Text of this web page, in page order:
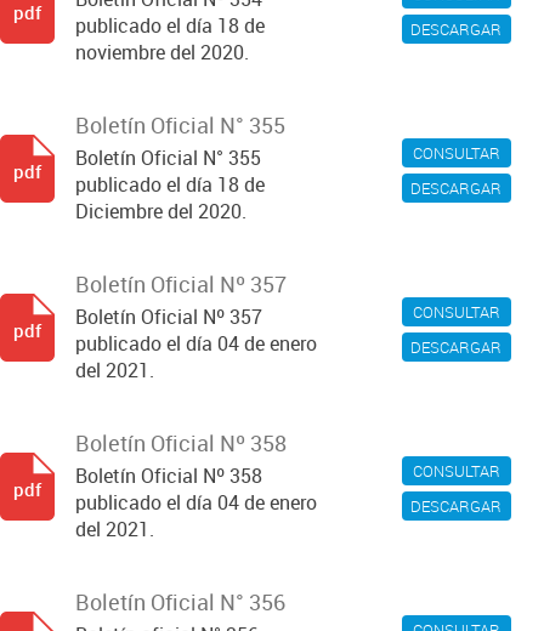
DESCARGAR
publicado el día 18 de
noviembre del 2020.
pdf
CONSULTAR
DESCARGAR
Boletín Oficial N° 355
Boletín Oficial N° 355
publicado el día 18 de
Diciembre del 2020.
pdf
CONSULTAR
DESCARGAR
Boletín Oficial Nº 357
Boletín Oficial Nº 357
publicado el día 04 de enero
del 2021.
pdf
CONSULTAR
DESCARGAR
Boletín Oficial Nº 358
Boletín Oficial Nº 358
publicado el día 04 de enero
del 2021.
pdf
Boletín Oficial N° 356